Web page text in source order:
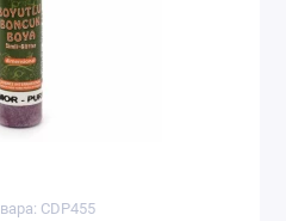
CDP455